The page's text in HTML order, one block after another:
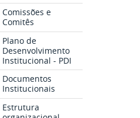
Comissões e
Comitês
Plano de
Desenvolvimento
Institucional - PDI
Documentos
Institucionais
Estrutura